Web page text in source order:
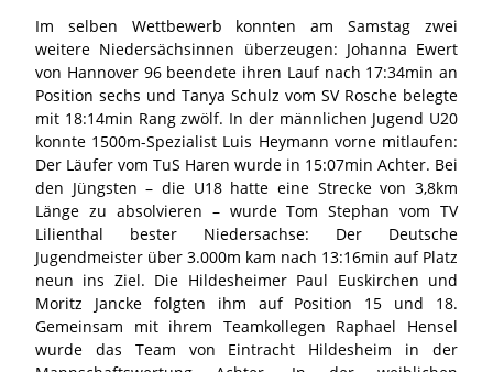
Im selben Wettbewerb konnten am Samstag zwei
weitere Niedersächsinnen überzeugen: Johanna Ewert
von Hannover 96 beendete ihren Lauf nach 17:34min an
Position sechs und Tanya Schulz vom SV Rosche belegte
mit 18:14min Rang zwölf. In der männlichen Jugend U20
konnte 1500m-Spezialist Luis Heymann vorne mitlaufen:
Der Läufer vom TuS Haren wurde in 15:07min Achter. Bei
den Jüngsten – die U18 hatte eine Strecke von 3,8km
Länge zu absolvieren – wurde Tom Stephan vom TV
Lilienthal bester Niedersachse: Der Deutsche
Jugendmeister über 3.000m kam nach 13:16min auf Platz
neun ins Ziel. Die Hildesheimer Paul Euskirchen und
Moritz Jancke folgten ihm auf Position 15 und 18.
Gemeinsam mit ihrem Teamkollegen Raphael Hensel
wurde das Team von Eintracht Hildesheim in der